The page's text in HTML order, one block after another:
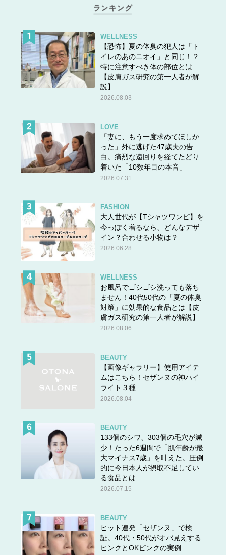
WELLNESS
【恐怖】夏の体臭の犯人は「ト
イレのあのニオイ」と同じ！？
特に注意すべき体の部位とは
【皮膚ガス研究の第一人者が解
説】
2026.08.03
LOVE
「妻に、もう一度求めてほしか
った」外に逃げた47歳夫の告
白。痛烈な遠回りを経てたどり
着いた「10数年目の本音」
2026.07.31
FASHION
大人世代が【Tシャツワンピ】を
今っぽく着るなら、どんなデザ
イン？合わせる小物は？
2026.06.28
WELLNESS
お風呂でゴシゴシ洗っても落ち
ません！40代50代の「夏の体臭
対策」に効果的な食品とは【皮
膚ガス研究の第一人者が解説】
2026.08.06
BEAUTY
【画像ギャラリー】使用アイテ
ムはこちら！セザンヌの神ハイ
ライト３種
2026.08.04
BEAUTY
133個のシワ、303個の毛穴が減
少！たった6週間で「肌年齢が最
大マイナス7歳」を叶えた。圧倒
的に今日本人が摂取不足してい
る食品とは
2026.07.15
BEAUTY
ヒット連発「セザンヌ」で検
証。40代・50代がオバ見えする
ピンクとOKピンクの実例